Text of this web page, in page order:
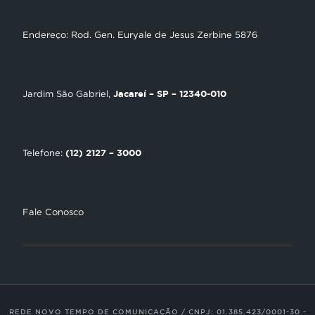
Endereço: Rod. Gen. Euryale de Jesus Zerbine 5876
Jardim São Gabriel, Jacareí – SP – 12340-010
Telefone: (12) 2127 – 3000
Fale Conosco
REDE NOVO TEMPO DE COMUNICAÇÃO / CNPJ: 01.385.423/0001-30 -